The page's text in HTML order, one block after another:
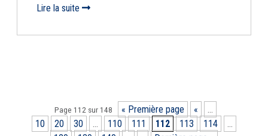
Lire la suite
Page 112 sur 148 « Première page «
…
10
20 30 … 110 111 112 113 114
…